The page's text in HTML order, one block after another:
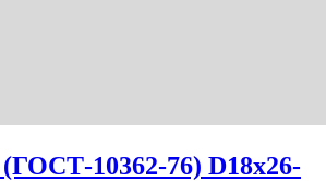
10362-76) D18х26-